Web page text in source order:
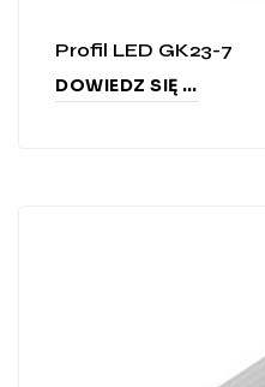
Profil LED GK23-7
DOWIEDZ SIĘ WIĘCEJ